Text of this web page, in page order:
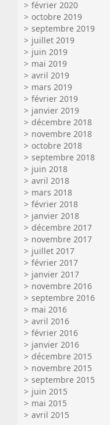
février 2020
octobre 2019
septembre 2019
juillet 2019
juin 2019
mai 2019
avril 2019
mars 2019
février 2019
janvier 2019
décembre 2018
novembre 2018
octobre 2018
septembre 2018
juin 2018
avril 2018
mars 2018
février 2018
janvier 2018
décembre 2017
novembre 2017
juillet 2017
février 2017
janvier 2017
novembre 2016
septembre 2016
mai 2016
avril 2016
février 2016
janvier 2016
décembre 2015
novembre 2015
septembre 2015
juin 2015
mai 2015
avril 2015